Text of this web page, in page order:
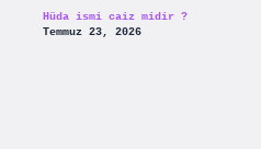
Hüda ismi caiz midir ?
Temmuz 23, 2026